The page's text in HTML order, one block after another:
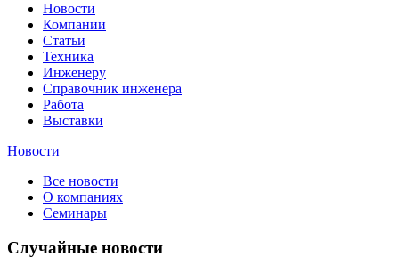
Новости
Компании
Статьи
Техника
Инженеру
Справочник инженера
Работа
Выставки
Новости
Все новости
О компаниях
Семинары
Случайные новости